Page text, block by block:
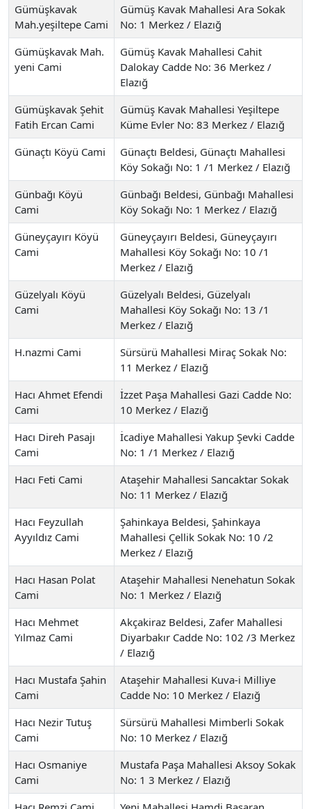
Gümüşkavak
Mah.yeşiltepe Cami
Gümüş Kavak Mahallesi Ara Sokak
No: 1 Merkez / Elazığ
Gümüşkavak Mah.
yeni Cami
Gümüş Kavak Mahallesi Cahit
Dalokay Cadde No: 36 Merkez /
Elazığ
Gümüşkavak Şehit
Fatih Ercan Cami
Gümüş Kavak Mahallesi Yeşiltepe
Küme Evler No: 83 Merkez / Elazığ
Günaçtı Köyü Cami
Günaçtı Beldesi, Günaçtı Mahallesi
Köy Sokağı No: 1 /1 Merkez / Elazığ
Günbağı Köyü
Cami
Günbağı Beldesi, Günbağı Mahallesi
Köy Sokağı No: 1 Merkez / Elazığ
Güneyçayırı Köyü
Cami
Güneyçayırı Beldesi, Güneyçayırı
Mahallesi Köy Sokağı No: 10 /1
Merkez / Elazığ
Güzelyalı Köyü
Cami
Güzelyalı Beldesi, Güzelyalı
Mahallesi Köy Sokağı No: 13 /1
Merkez / Elazığ
H.nazmi Cami
Sürsürü Mahallesi Miraç Sokak No:
11 Merkez / Elazığ
Hacı Ahmet Efendi
Cami
İzzet Paşa Mahallesi Gazi Cadde No:
10 Merkez / Elazığ
Hacı Direh Pasajı
Cami
İcadiye Mahallesi Yakup Şevki Cadde
No: 1 /1 Merkez / Elazığ
Hacı Feti Cami
Ataşehir Mahallesi Sancaktar Sokak
No: 11 Merkez / Elazığ
Hacı Feyzullah
Ayyıldız Cami
Şahinkaya Beldesi, Şahinkaya
Mahallesi Çellik Sokak No: 10 /2
Merkez / Elazığ
Hacı Hasan Polat
Cami
Ataşehir Mahallesi Nenehatun Sokak
No: 1 Merkez / Elazığ
Hacı Mehmet
Yılmaz Cami
Akçakiraz Beldesi, Zafer Mahallesi
Diyarbakır Cadde No: 102 /3 Merkez
/ Elazığ
Hacı Mustafa Şahin
Cami
Ataşehir Mahallesi Kuva-i Milliye
Cadde No: 10 Merkez / Elazığ
Hacı Nezir Tutuş
Cami
Sürsürü Mahallesi Mimberli Sokak
No: 10 Merkez / Elazığ
Hacı Osmaniye
Cami
Mustafa Paşa Mahallesi Aksoy Sokak
No: 1 3 Merkez / Elazığ